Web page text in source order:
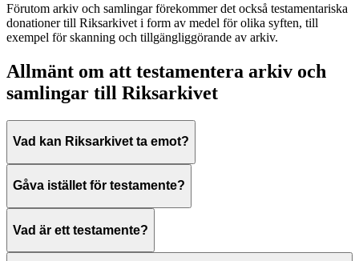
Förutom arkiv och samlingar förekommer det också testamentariska
donationer till Riksarkivet i form av medel för olika syften, till
exempel för skanning och tillgängliggörande av arkiv.
Allmänt om att testamentera arkiv och
samlingar till Riksarkivet
Vad kan Riksarkivet ta emot?
Gåva istället för testamente?
Vad är ett testamente?